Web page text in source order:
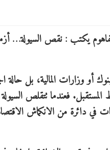
أو وزارات المالية، بل حالة
فعندما تتقلص السيولة
في دائرة من الانكماش